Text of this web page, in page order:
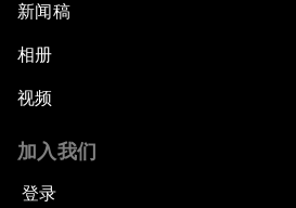
新闻稿
相册
视频
加入我们
登录